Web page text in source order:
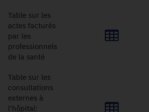
Table sur les
actes facturés
par les
professionnels
de la santé
Table sur les
consultations
externes à
l'hôpital: